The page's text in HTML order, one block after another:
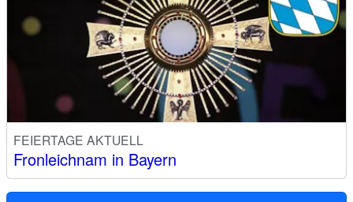
FEIERTAGE AKTUELL
Fronleichnam in Bayern